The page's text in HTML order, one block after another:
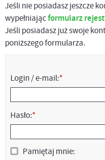
Jeśli nie posiadasz jeszcze
wypełniającformularz
Jeśli posiadasz już swoje
poniższego formularza.
Login / e-mail:*
Hasło:*
Pamiętaj mnie: